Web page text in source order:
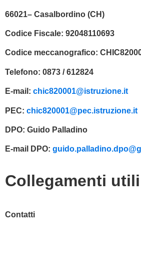
66021– Casalbordino (CH)
Codice Fiscale: 92048110693
Codice meccanografico:
Telefono: 0873 / 612824
E-mail: chic820001@istruzione.it
PEC: chic820001@pec.istruzione.it
DPO: Guido Palladino
E-mail DPO:
Collegamenti utili
Contatti